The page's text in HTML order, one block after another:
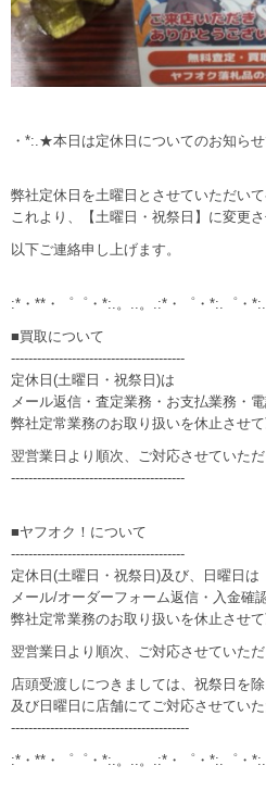
・*:.★本日は定休日についてのお知ら
弊社定休日を土曜日とさせていただいて
これより、【土曜日・祝祭日】に変更
以下ご連絡申し上げます。
:*・**・゜゜・*:.。..。.:*・゜・*:.゜・*:.
■買取について
----------------------------------------
定休日(土曜日・祝祭日)は
メール返信・査定業務・お支払業務・
弊社定常業務のお取り扱いを休止させて
翌営業日より順次、ご対応させていた
----------------------------------------
■ヤフオク！について
----------------------------------------
定休日(土曜日・祝祭日)及び、日曜日は
メール/オーダーフォーム返信・入金確
弊社定常業務のお取り扱いを休止させて
翌営業日より順次、ご対応させていた
店頭受渡しにつきましては、祝祭日を除
及び日曜日に店舗にてご対応させていた
-----------------------------------------
:*・**・゜゜・*:.。..。.:*・゜・*:.゜・*:.